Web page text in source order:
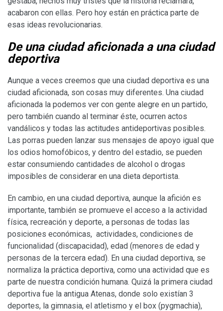
acabaron con ellas. Pero hoy están en práctica parte de
esas ideas revolucionarias.
De una ciudad aficionada a una ciudad
deportiva
Aunque a veces creemos que una ciudad deportiva es una
ciudad aficionada, son cosas muy diferentes. Una ciudad
aficionada la podemos ver con gente alegre en un partido,
pero también cuando al terminar éste, ocurren actos
vandálicos y todas las actitudes antideportivas posibles.
Las porras pueden lanzar sus mensajes de apoyo igual que
los odios homofóbicos, y dentro del estadio, se pueden
estar consumiendo cantidades de alcohol o drogas
imposibles de considerar en una dieta deportista.
En cambio, en una ciudad deportiva, aunque la afición es
importante, también se promueve el acceso a la actividad
física, recreación y deporte, a personas de todas las
posiciones económicas, actividades, condiciones de
funcionalidad (discapacidad), edad (menores de edad y
personas de la tercera edad). En una ciudad deportiva, se
normaliza la práctica deportiva, como una actividad que es
parte de nuestra condición humana. Quizá la primera ciudad
deportiva fue la antigua Atenas, donde solo existían 3
deportes, la gimnasia, el atletismo y el box (pygmachia),